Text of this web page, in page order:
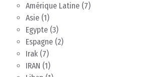
Amérique Latine (7)
Asie (1)
Egypte (3)
Espagne (2)
Irak (7)
IRAN (1)